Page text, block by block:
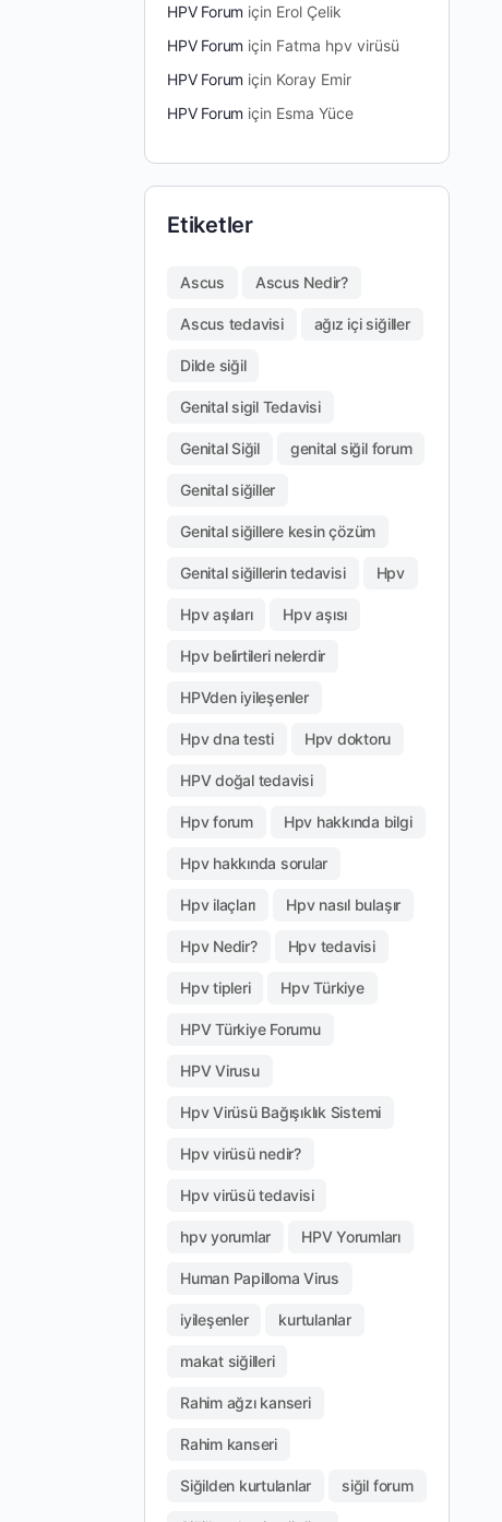
HPV Forum için Erol Çelik
HPV Forum için Fatma hpv virüsü
HPV Forum için Koray Emir
HPV Forum için Esma Yüce
Etiketler
Ascus Ascus Nedir?
Ascus tedavisi ağız içi siğiller
Dilde siğil
Genital sigil Tedavisi
Genital Siğil genital siğil forum
Genital siğiller
Genital siğillere kesin çözüm
Genital siğillerin tedavisi Hpv
Hpv aşıları Hpv aşısı
Hpv belirtileri nelerdir
HPVden iyileşenler
Hpv dna testi Hpv doktoru
HPV doğal tedavisi
Hpv forum Hpv hakkında bilgi
Hpv hakkında sorular
Hpv ilaçları Hpv nasıl bulaşır
Hpv Nedir? Hpv tedavisi
Hpv tipleri Hpv Türkiye
HPV Türkiye Forumu
HPV Virusu
Hpv Virüsü Bağışıklık Sistemi
Hpv virüsü nedir?
Hpv virüsü tedavisi
hpv yorumlar HPV Yorumları
Human Papilloma Virus
iyileşenler kurtulanlar
makat siğilleri
Rahim ağzı kanseri
Rahim kanseri
Siğilden kurtulanlar siğil forum